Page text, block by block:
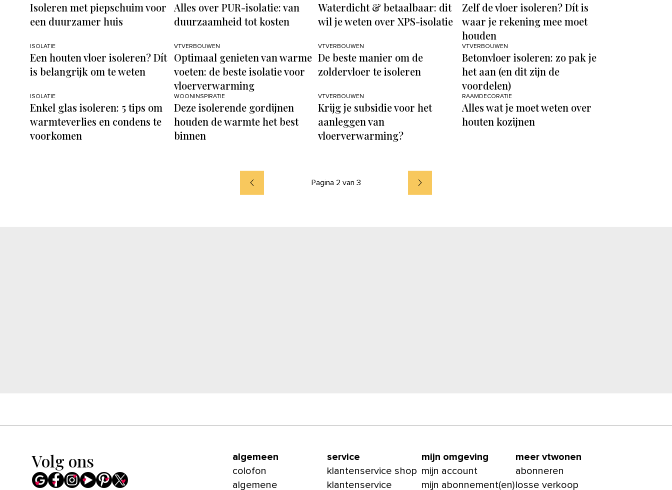
Isoleren met piepschuim voor
een duurzamer huis
Alles over PUR-isolatie: van
duurzaamheid tot kosten
Waterdicht & betaalbaar: dit
wil je weten over XPS-isolatie
Zelf de vloer isoleren? Dít is
waar je rekening mee moet
houden
ISOLATIE
Een houten vloer isoleren? Dít
is belangrijk om te weten
VTVERBOUWEN
Optimaal genieten van warme
voeten: de beste isolatie voor
vloerverwarming
VTVERBOUWEN
De beste manier om de
zoldervloer te isoleren
VTVERBOUWEN
Betonvloer isoleren: zo pak je
het aan (en dit zijn de
voordelen)
ISOLATIE
Enkel glas isoleren: 5 tips om
warmteverlies en condens te
voorkomen
WOONINSPIRATIE
Deze isolerende gordijnen
houden de warmte het best
binnen
VTVERBOUWEN
Krijg je subsidie voor het
aanleggen van
vloerverwarming?
RAAMDECORATIE
Alles wat je moet weten over
houten kozijnen
Pagina 2 van 3
Volg ons
algemeen
colofon
algemene
service
klantenservice shop
klantenservice
mijn omgeving
mijn account
mijn abonnement(en)
meer vtwonen
abonneren
losse verkoop